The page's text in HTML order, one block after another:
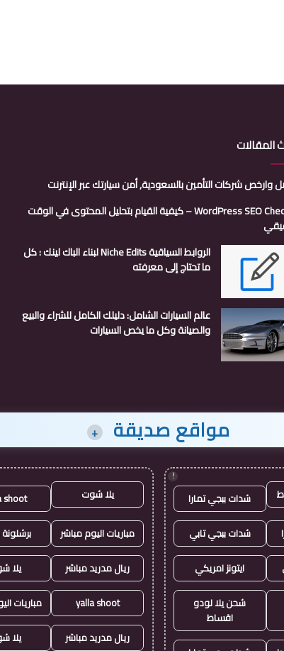
المقالات
وارخص شركات التأمين بالسعودية, أمن سيارتك عبر الإنترنت
WordPress SEO Checker – كيفية القيام بتحليل المحتوى في الوقت
الروابط السياقية Niche Edits لبناء الباك لينك : كل
ما تحتاج إلى معرفته
عالم السيارات الشامل: دليلك الكامل للشراء والبيع
والصيانة وكل ما يخص السيارات
مواقع صديقة +
!
شدات ببجي تمارا
شدات ببجي تابي
ايتونز امريكي
شحن يلا لودو
اقساط
يلا شوت shoot
مباريات اليوم مباشر
ريال مدريد مباشر يلا
yalla shoot مباريات
ريال مدريد مباشر يلا